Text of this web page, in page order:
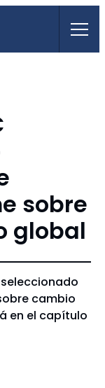
sobre
global
seleccionado
cambio
en el capítulo